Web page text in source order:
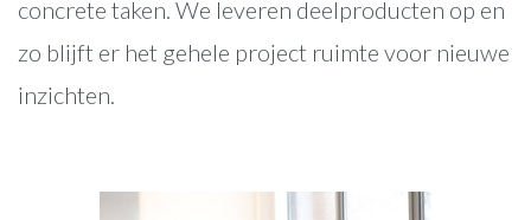
concrete taken. We leveren deelproducten op en
zo blijft er het gehele project ruimte voor nieuwe
inzichten.